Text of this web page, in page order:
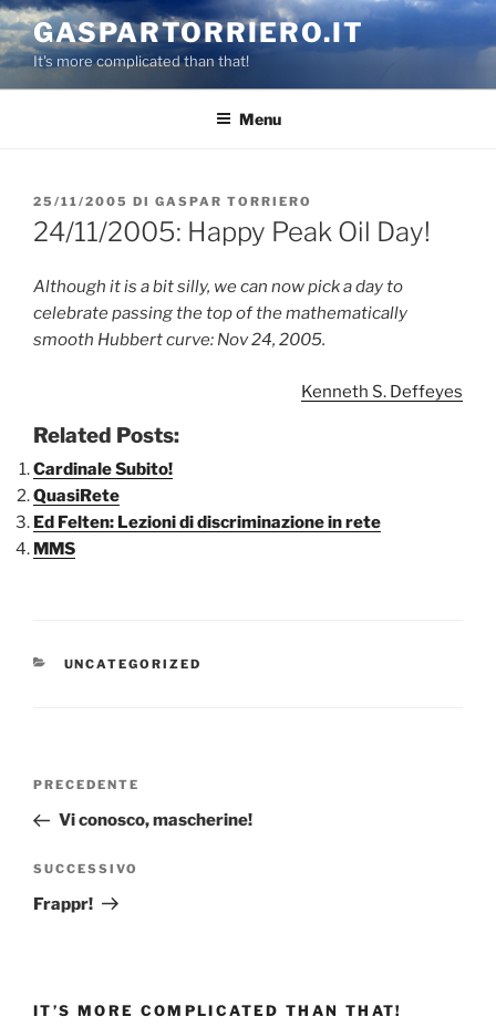
Salta
al
contenuto
GASPARTORRIERO.IT
It's more complicated than that!
Menu
PUBBLICATO
IL
25/11/2005 DI GASPAR TORRIERO
24/11/2005: Happy Peak Oil Day!
Although it is a bit silly, we can now pick a day to
celebrate passing the top of the mathematically
smooth Hubbert curve: Nov 24, 2005.
Kenneth S. Deffeyes
Related Posts:
Cardinale Subito!
QuasiRete
Ed Felten: Lezioni di discriminazione in rete
MMS
CATEGORIE
UNCATEGORIZED
Navigazione
Articolo
precedente:
PRECEDENTE
Vi conosco, mascherine!
Articolo
successivo
SUCCESSIVO
Frappr!
IT’S MORE COMPLICATED THAN THAT!